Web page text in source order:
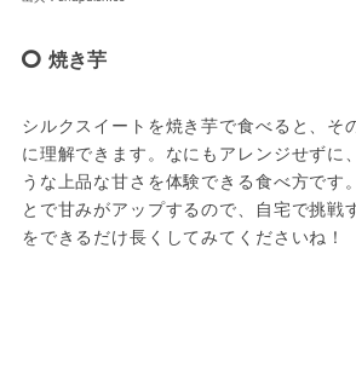
焼き芋
シルクスイートを焼き芋で食べると、そ
に理解できます。なにもアレンジせずに
うな上品な甘さを体験できる食べ方です
とで甘みがアップするので、自宅で挑戦
をできるだけ長くしてみてくださいね！